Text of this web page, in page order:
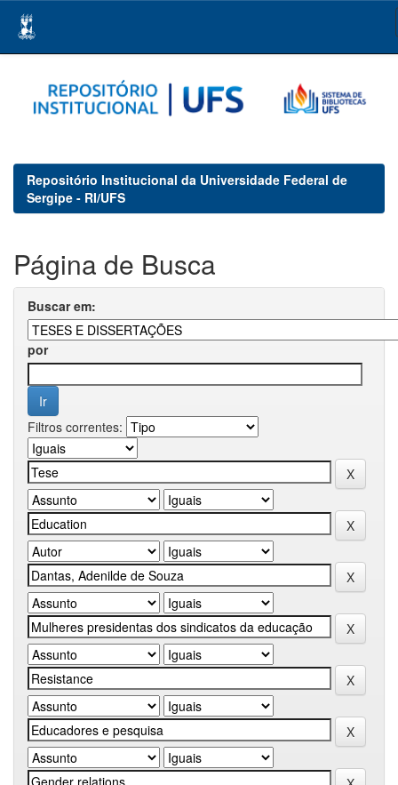
navigation
Repositório Institucional da Universidade Federal de
Sergipe - RI/UFS
Página de Busca
Buscar em:
por
Filtros correntes: